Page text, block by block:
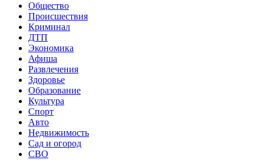
Общество
Происшествия
Криминал
ДТП
Экономика
Афиша
Развлечения
Здоровье
Образование
Культура
Спорт
Авто
Недвижимость
Сад и огород
СВО